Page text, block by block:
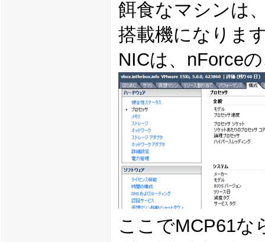
餌食なマシンは
搭載機になりま
NICは、nForce
ここでMCP61な